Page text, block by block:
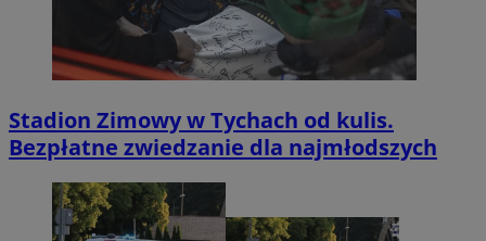
Stadion Zimowy w Tychach od kulis.
Bezpłatne zwiedzanie dla najmłodszych